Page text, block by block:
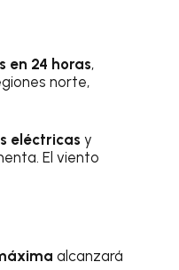
en 24 horas,
norte,
eléctricas y
El viento
alcanzará